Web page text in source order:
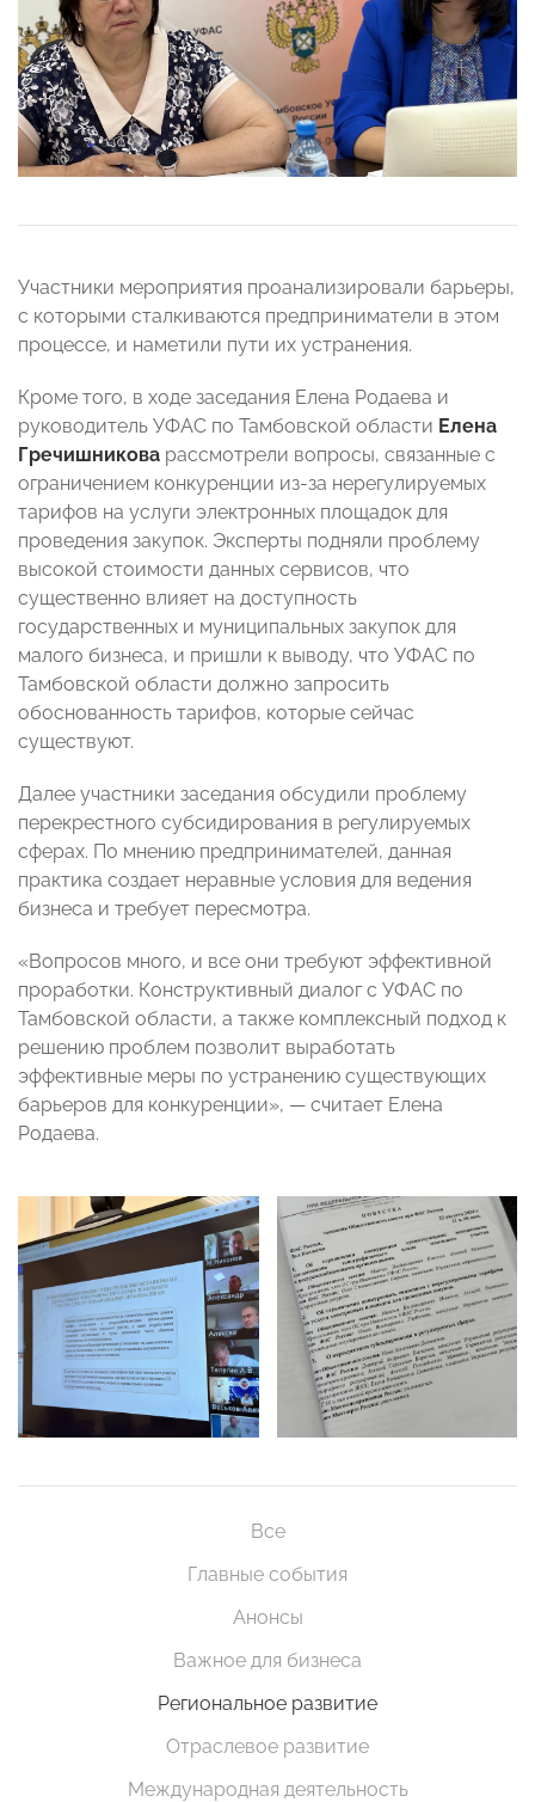
Участники мероприятия проанализировали барьеры,
с которыми сталкиваются предприниматели в этом
процессе, и наметили пути их устранения.
Кроме того, в ходе заседания Елена Родаева и
руководитель УФАС по Тамбовской области Елена
Гречишникова рассмотрели вопросы, связанные с
ограничением конкуренции из-за нерегулируемых
тарифов на услуги электронных площадок для
проведения закупок. Эксперты подняли проблему
высокой стоимости данных сервисов, что
существенно влияет на доступность
государственных и муниципальных закупок для
малого бизнеса, и пришли к выводу, что УФАС по
Тамбовской области должно запросить
обоснованность тарифов, которые сейчас
существуют.
Далее участники заседания обсудили проблему
перекрестного субсидирования в регулируемых
сферах. По мнению предпринимателей, данная
практика создает неравные условия для ведения
бизнеса и требует пересмотра.
«Вопросов много, и все они требуют эффективной
проработки. Конструктивный диалог с УФАС по
Тамбовской области, а также комплексный подход к
решению проблем позволит выработать
эффективные меры по устранению существующих
барьеров для конкуренции», — считает Елена
Родаева.
Все
Главные события
Анонсы
Важное для бизнеса
Региональное развитие
Отраслевое развитие
Международная деятельность